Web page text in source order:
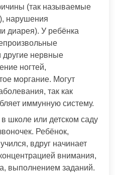
(так называемые
нарушения
диарея). У ребёнка
нервные
ногтей,
моргание. Могут
так как
иммунную систему.
школе или детском саду
Ребёнок,
вдруг начинает
внимания,
выполнением заданий.